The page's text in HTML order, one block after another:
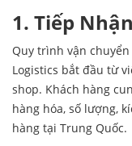
1. Tiếp
Quy trình vận
Logistics bắt đầu từ
shop. Khách hàng
hàng hóa, số lượng,
hàng tại Trung Quốc.